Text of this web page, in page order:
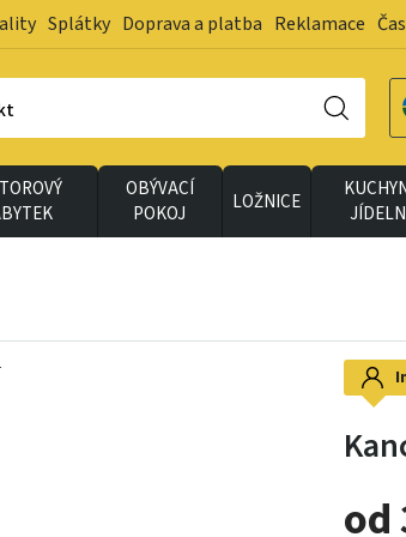
Splátky Doprava a platba Reklamace
OBÝVACÍ
POKOJ
LOŽNICE
od